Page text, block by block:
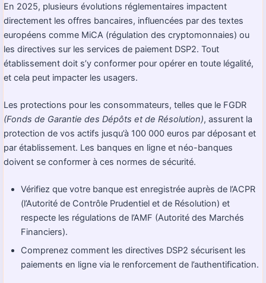
En 2025, plusieurs évolutions réglementaires impactent
directement les offres bancaires, influencées par des textes
européens comme MiCA (régulation des cryptomonnaies) ou
les directives sur les services de paiement DSP2. Tout
établissement doit s’y conformer pour opérer en toute légalité,
et cela peut impacter les usagers.
Les protections pour les consommateurs, telles que le FGDR
(Fonds de Garantie des Dépôts et de Résolution), assurent la
protection de vos actifs jusqu’à 100 000 euros par déposant et
par établissement. Les banques en ligne et néo-banques
doivent se conformer à ces normes de sécurité.
Vérifiez que votre banque est enregistrée auprès de l’ACPR
(l’Autorité de Contrôle Prudentiel et de Résolution) et
respecte les régulations de l’AMF (Autorité des Marchés
Financiers).
Comprenez comment les directives DSP2 sécurisent les
paiements en ligne via le renforcement de l’authentification.